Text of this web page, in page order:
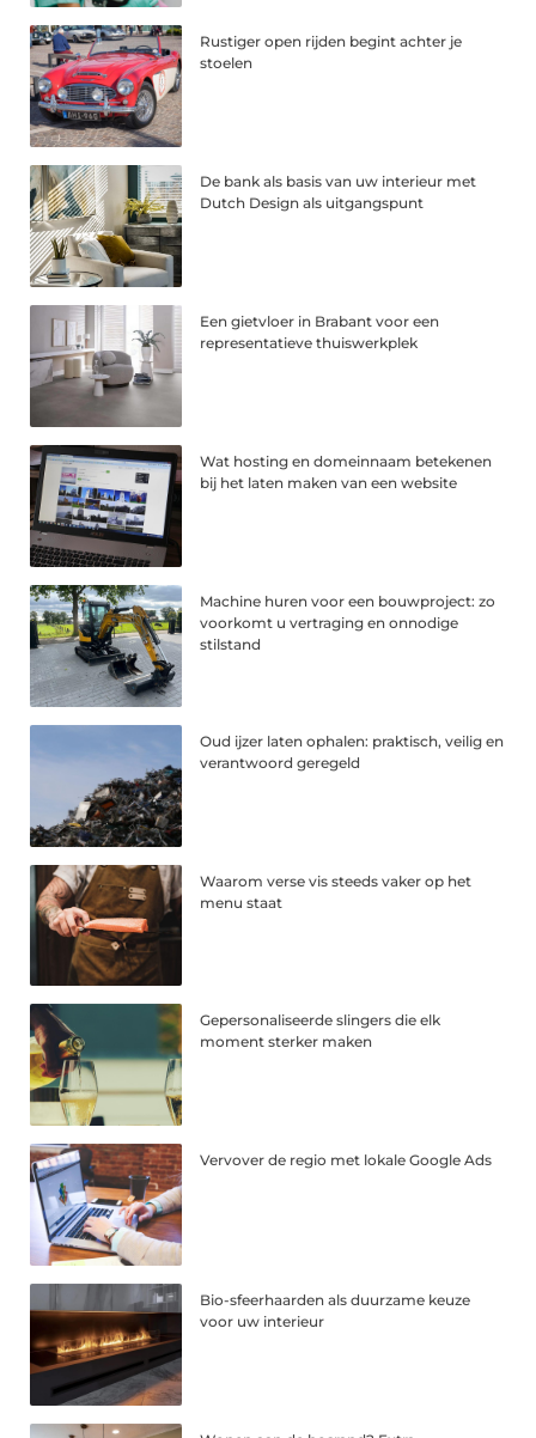
Rustiger open rijden begint achter je
stoelen
De bank als basis van uw interieur met
Dutch Design als uitgangspunt
Een gietvloer in Brabant voor een
representatieve thuiswerkplek
Wat hosting en domeinnaam betekenen
bij het laten maken van een website
Machine huren voor een bouwproject: zo
voorkomt u vertraging en onnodige
stilstand
Oud ijzer laten ophalen: praktisch, veilig en
verantwoord geregeld
Waarom verse vis steeds vaker op het
menu staat
Gepersonaliseerde slingers die elk
moment sterker maken
Vervover de regio met lokale Google Ads
Bio-sfeerhaarden als duurzame keuze
voor uw interieur